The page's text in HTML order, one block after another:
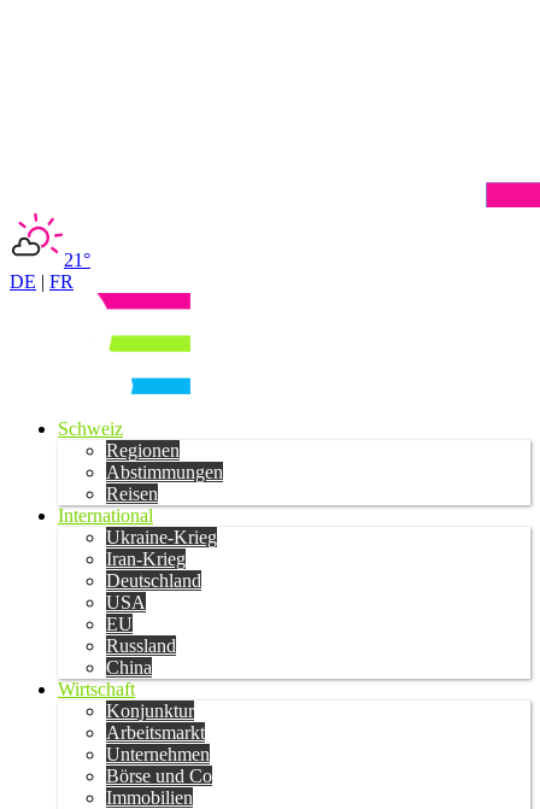
21°
DE | FR
Schweiz
Regionen
Abstimmungen
Reisen
International
Ukraine-Krieg
Iran-Krieg
Deutschland
USA
EU
Russland
China
Wirtschaft
Konjunktur
Arbeitsmarkt
Unternehmen
Börse und Co
Immobilien